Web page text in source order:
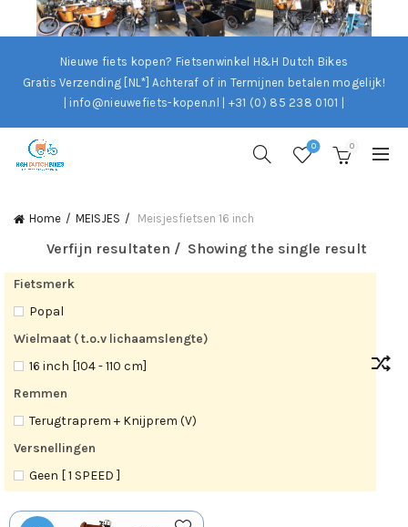
Nieuwe fiets kopen? Fietsenwinkel H&H Dutch Bikes
Gratis Verzending [NL*] Achteraf of in Termijnen betalen mogelijk!
| info@nieuwefiets-kopen.nl | +31 (0) 85 238 0101 |
0 0
Home MEISJES Meisjesfietsen 16 inch
Verfijn resultaten Showing the single result
Fietsmerk
Popal
Wielmaat ( t.o.v lichaamslengte)
16 inch [104 - 110 cm]
Remmen
Terugtraprem + Knijprem (V)
Versnellingen
Geen [ 1 SPEED ]